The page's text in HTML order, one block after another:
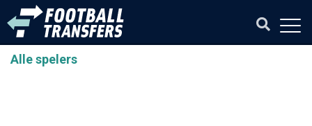
Alle spelers